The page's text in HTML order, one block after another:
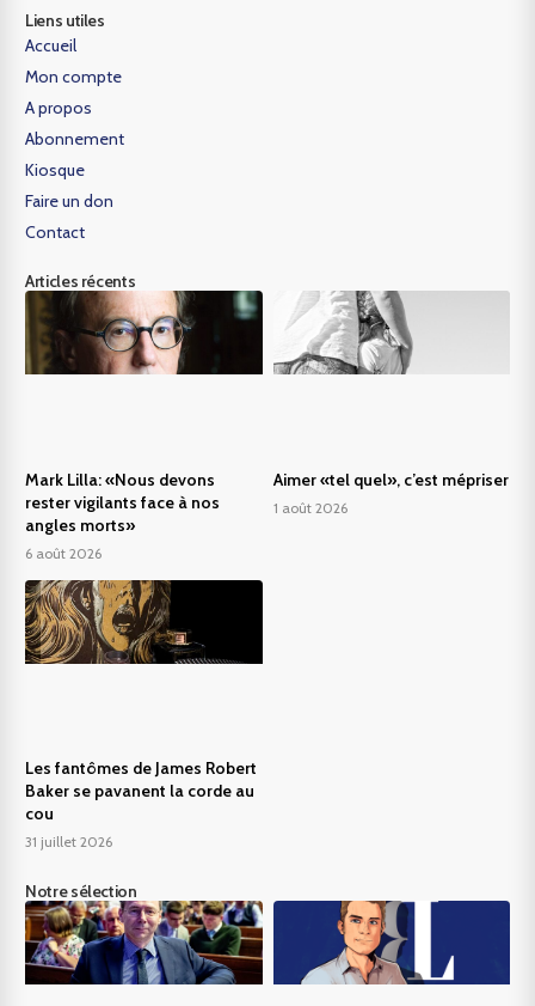
Liens utiles
Accueil
Mon compte
A propos
Abonnement
Kiosque
Faire un don
Contact
Articles récents
Mark Lilla: «Nous devons
rester vigilants face à nos
angles morts»
6 août 2026
Aimer «tel quel», c’est mépriser
1 août 2026
Les fantômes de James Robert
Baker se pavanent la corde au
cou
31 juillet 2026
Notre sélection